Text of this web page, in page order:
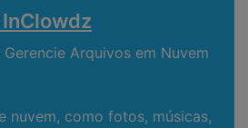
Arquivos em Nuvem
nuvem, como fotos, músicas,